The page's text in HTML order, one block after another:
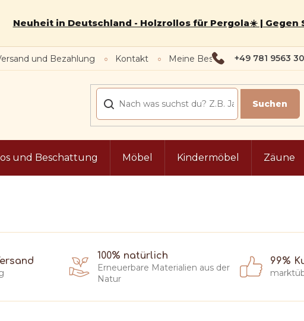
Neuheit in Deutschland - Holzrollos für Pergola☀️ | Gegen
+49 781 9563
und Bezahlung Kontakt Meine Bestellung
und Beschattung Möbel Kindermöbel Zäune
100% natürlich
Erneuerbare Materialien aus der
Natur
99%